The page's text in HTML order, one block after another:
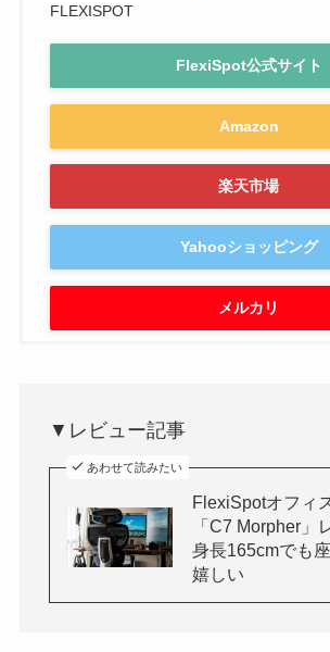
FLEXISPOT
FlexiSpot公式サイト
Amazon
楽天市場
Yahooショッピング
メルカリ
▼レビュー記事
あわせて読みたい
FlexiSpotオフィ
「C7 Morpher」
身長165cmでも
嬉しい